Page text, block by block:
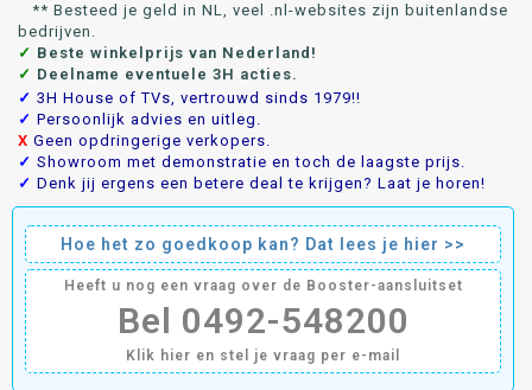
** Besteed je geld in NL, veel .nl-websites zijn buitenlandse
bedrijven.
✓ Beste winkelprijs van Nederland!
✓ Deelname eventuele 3H acties.
✓ 3H House of TVs, vertrouwd sinds 1979!!
✓ Persoonlijk advies en uitleg.
X Geen opdringerige verkopers.
✓ Showroom met demonstratie en toch de laagste prijs.
✓ Denk jij ergens een betere deal te krijgen? Laat je horen!
Hoe het zo goedkoop kan? Dat lees je hier >>
Heeft u nog een vraag over de Booster-aansluitset
Bel 0492-548200
Klik hier en stel je vraag per e-mail